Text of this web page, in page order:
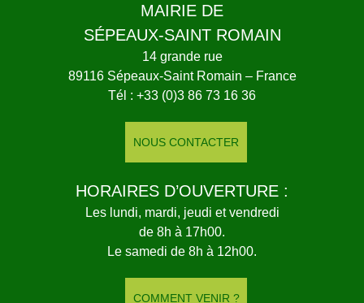
MAIRIE DE
SÉPEAUX-SAINT ROMAIN
14 grande rue
89116 Sépeaux-Saint Romain – France
Tél : +33 (0)3 86 73 16 36
NOUS CONTACTER
HORAIRES D’OUVERTURE :
Les lundi, mardi, jeudi et vendredi
de 8h à 17h00.
Le samedi de 8h à 12h00.
COMMENT VENIR ?